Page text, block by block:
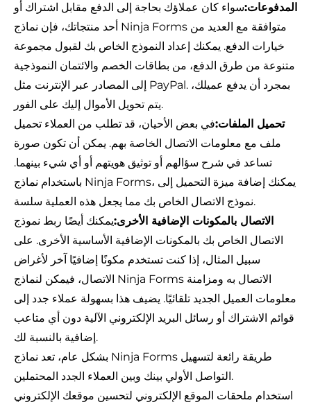
المدفوعات:سواء كان عملاؤك بحاجة إلى الدفع مقابل اشتراك أو
أحد منتجاتك، فإن نماذج Ninja Forms متوافقة مع العديد من
خيارات الدفع. يمكنك إعداد النموذج الخاص بك لقبول مجموعة
متنوعة من طرق الدفع، من بطاقات الخصم والائتمان النموذجية
إلى المصادر عبر الإنترنت مثل PayPal. بمجرد أن يدفع عميلك،
يتم تحويل الأموال إليك على الفور.
تحميل الملفات:في بعض الأحيان، قد تطلب من العملاء تحميل
ملف مع معلومات الاتصال الخاصة بهم. يمكن أن تكون صورة
تساعد في شرح سؤالهم أو توثيق هويتهم أو أي شيء بينهما.
باستخدام نماذج Ninja Forms، يمكنك إضافة ميزة التحميل إلى
نموذج الاتصال الخاص بك مما يجعل هذه العملية سلسة.
الاتصال بالمكونات الإضافية الأخرى:يمكنك أيضًا ربط نموذج
الاتصال الخاص بك بالمكونات الإضافية الأساسية الأخرى. على
سبيل المثال، إذا كنت تستخدم مكونًا إضافيًا آخر لأغراض
الاتصال، فيمكن لنماذج Ninja Forms الاتصال به ومزامنة
معلومات العميل الجديد تلقائيًا. يضيف هذا بسهولة عملاء جدد إلى
قوائم الاشتراك أو رسائل البريد الإلكتروني الآلية دون أي متاعب
إضافية بالنسبة لك.
بشكل عام، تعد نماذج Ninja Forms طريقة رائعة لتسهيل
التواصل الأولي بينك وبين العملاء الجدد المحتملين.
استخدام ملحقات الموقع الإلكتروني لتحسين موقعك الإلكتروني